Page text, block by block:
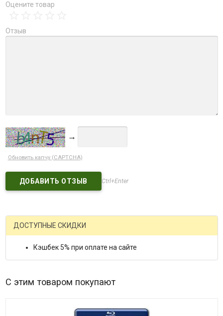
Оцените товар
Отзыв
→
Обновить капчу (CAPTCHA)
Ctrl+Enter
ДОСТУПНЫЕ СКИДКИ
Кэшбек 5% при оплате на сайте
С этим товаром покупают